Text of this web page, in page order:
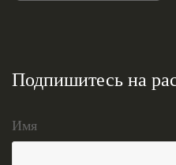
Подпишитесь на
Имя